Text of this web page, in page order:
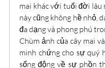
mai khác với tuổi đời lâu
này cũng không hề nhỏ,
đa dạng và phong phú
Chùm ảnh của cây mai
minh chứng cho sự quý
sống động về sự phồn